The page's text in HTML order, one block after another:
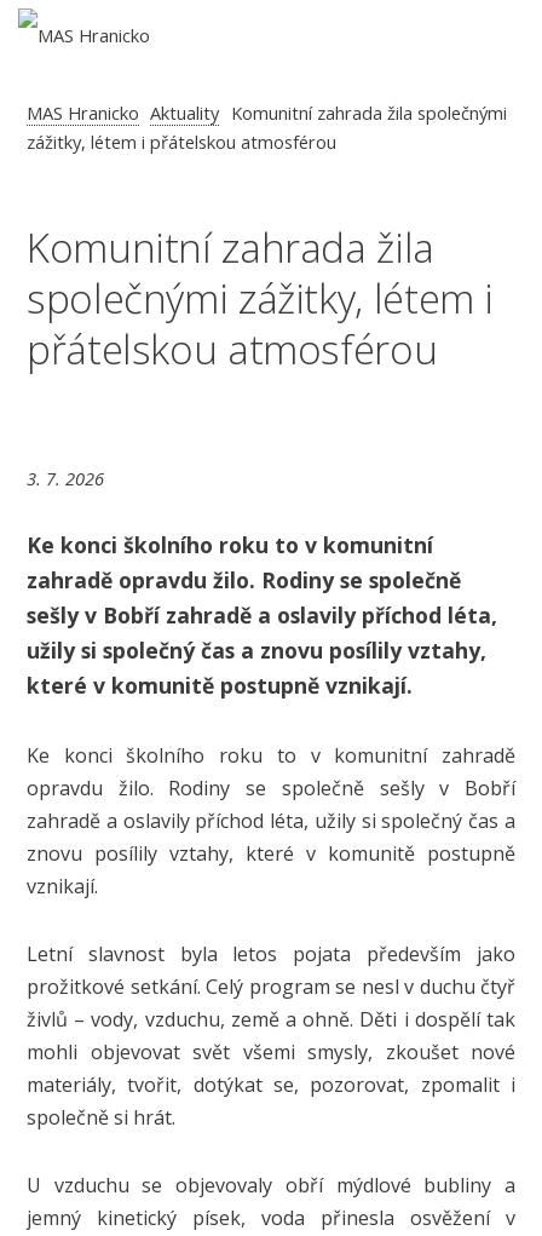
MAS Hranicko Aktuality Komunitní zahrada žila společnými
zážitky, létem i přátelskou atmosférou
Komunitní zahrada žila
společnými zážitky, létem i
přátelskou atmosférou
3. 7. 2026
Ke konci školního roku to v komunitní
zahradě opravdu žilo. Rodiny se společně
sešly v Bobří zahradě a oslavily příchod léta,
užily si společný čas a znovu posílily vztahy,
které v komunitě postupně vznikají.
Ke konci školního roku to v komunitní zahradě
opravdu žilo. Rodiny se společně sešly v Bobří
zahradě a oslavily příchod léta, užily si společný čas a
znovu posílily vztahy, které v komunitě postupně
vznikají.
Letní slavnost byla letos pojata především jako
prožitkové setkání. Celý program se nesl v duchu čtyř
živlů – vody, vzduchu, země a ohně. Děti i dospělí tak
mohli objevovat svět všemi smysly, zkoušet nové
materiály, tvořit, dotýkat se, pozorovat, zpomalit i
společně si hrát.
U vzduchu se objevovaly obří mýdlové bubliny a
jemný kinetický písek, voda přinesla osvěžení v